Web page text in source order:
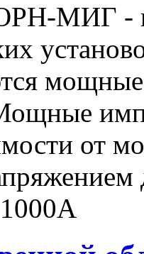
МИГ -
от